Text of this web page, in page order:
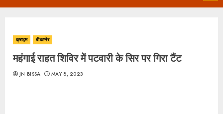
Menu
क्राइम बीकानेर
महंगाई राहत शिविर में पटवारी के सिर पर गिरा टैंट
JN BISSA MAY 8, 2023